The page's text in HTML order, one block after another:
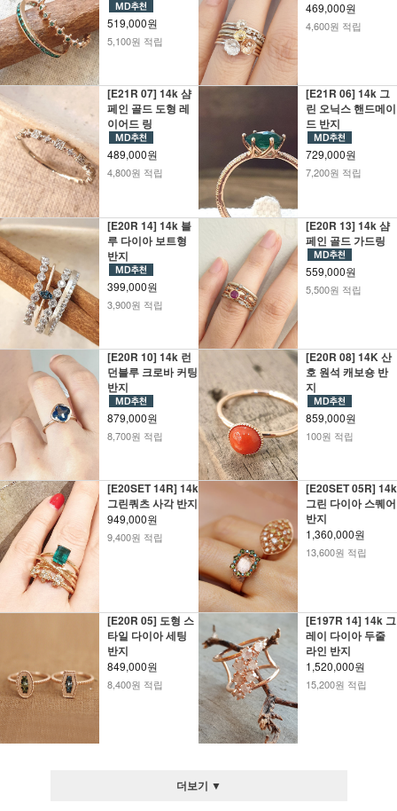
519,000원
5,100원 적립
469,000원
4,600원 적립
[E21R 07] 14k 샴
페인 골드 도형 레
이어드 링
489,000원
4,800원 적립
[E21R 06] 14k 그
린 오닉스 핸드메이
드 반지
729,000원
7,200원 적립
[E20R 14] 14k 블
루 다이아 보트형
반지
399,000원
3,900원 적립
[E20R 13] 14k 샴
페인 골드 가드링
559,000원
5,500원 적립
[E20R 10] 14k 런
던블루 크로바 커팅
반지
879,000원
8,700원 적립
[E20R 08] 14K 산
호 원석 캐보숑 반
지
859,000원
100원 적립
[E20SET 14R] 14k
그린쿼츠 사각 반지
949,000원
9,400원 적립
[E20SET 05R] 14k
그린 다이아 스퀘어
반지
1,360,000원
13,600원 적립
[E20R 05] 도형 스
타일 다이아 세팅
반지
849,000원
8,400원 적립
[E197R 14] 14k 그
레이 다이아 두줄
라인 반지
1,520,000원
15,200원 적립
더보기 ▼